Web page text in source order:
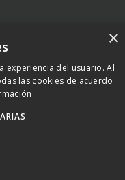
Cornellà de
® 2023 –
×
experiencia del usuario. Al
las cookies de acuerdo